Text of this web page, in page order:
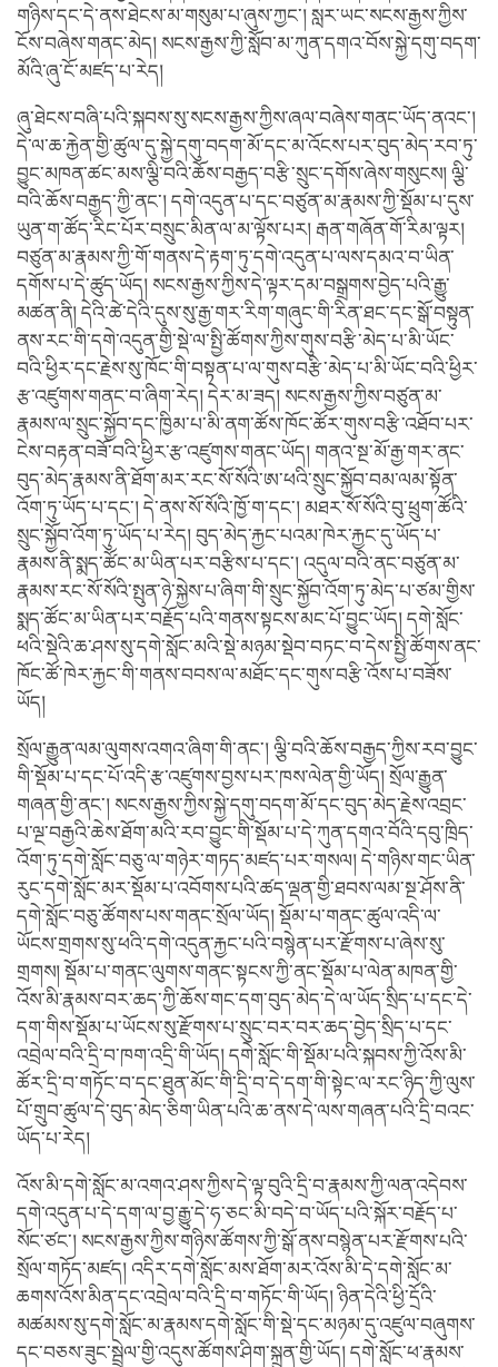
གཉིས་དང་དེ་ནས་ཐེངས་མ་གསུམ་པ་ཞུས་ཀྱང་། སླར་ཡང་སངས་རྒྱས་ཀྱིས་
ངོས་བཞེས་གནང་མེད། སངས་རྒྱས་ཀྱི་སློབ་མ་ཀུན་དགའ་བོས་སྐྱེ་དགུ་བདག་
མོའི་ཞུ་ངོ་མཛད་པ་རེད།
ཞུ་ཐེངས་བཞི་པའི་སྐབས་སུ་སངས་རྒྱས་ཀྱིས་ཞལ་བཞེས་གནང་ཡོད་ནའང་།
དེ་ལ་ཆ་རྐྱེན་གྱི་ཚུལ་དུ་སྐྱེ་དགུ་བདག་མོ་དང་མ་འོངས་པར་བུད་མེད་རབ་ཏུ་
བྱུང་མཁན་ཚང་མས་ལྕི་བའི་ཆོས་བརྒྱད་བརྩི་སྲུང་དགོས་ཞེས་གསུངས། ལྕི་
བའི་ཆོས་བརྒྱད་ཀྱི་ནང་། དགེ་འདུན་པ་དང་བཙུན་མ་རྣམས་ཀྱི་སྡོམ་པ་དུས་
ཡུན་ག་ཚོད་རིང་པོར་བསྲུང་མིན་ལ་མ་ལྟོས་པར། རྒན་གཞོན་གོ་རིམ་ལྟར།
བཙུན་མ་རྣམས་ཀྱི་གོ་གནས་དེ་རྟག་ཏུ་དགེ་འདུན་པ་ལས་དམའ་བ་ཡིན་
དགོས་པ་དེ་ཚུད་ཡོད། སངས་རྒྱས་ཀྱིས་དེ་ལྟར་དམ་བསྒྲགས་བྱེད་པའི་རྒྱུ་
མཚན་ནི། དེའི་ཚེ་དེའི་དུས་སུ་རྒྱ་གར་རིག་གཞུང་གི་རིན་ཐང་དང་སྒོ་བསྟུན་
ནས་རང་གི་དགེ་འདུན་གྱི་སྡེ་ལ་སྤྱི་ཚོགས་ཀྱིས་གུས་བརྩི་མེད་པ་མི་ཡོང་
བའི་ཕྱིར་དང་རྗེས་སུ་ཁོང་གི་བསྟན་པ་ལ་གུས་བརྩི་མེད་པ་མི་ཡོང་བའི་ཕྱིར་
རྩ་འཛུགས་གནང་བ་ཞིག་རེད། དེར་མ་ཟད། སངས་རྒྱས་ཀྱིས་བཙུན་མ་
རྣམས་ལ་སྲུང་སྐྱོབ་དང་ཁྱིམ་པ་མི་ནག་ཚོས་ཁོང་ཚོར་གུས་བརྩི་འཐོབ་པར་
ངེས་བརྟན་བཟོ་བའི་ཕྱིར་རྩ་འཛུགས་གནང་ཡོད། གནའ་སྔ་མོ་རྒྱ་གར་ནང་
བུད་མེད་རྣམས་ནི་ཐོག་མར་རང་སོ་སོའི་ཨ་ཕའི་སྲུང་སྐྱོབ་བམ་ལམ་སྟོན་
འོག་ཏུ་ཡོད་པ་དང་། དེ་ནས་སོ་སོའི་ཁྱོ་ག་དང་། མཐར་སོ་སོའི་བུ་ཕྲུག་ཚོའི་
སྲུང་སྐྱོབ་འོག་ཏུ་ཡོད་པ་རེད། བུད་མེད་རྐྱང་པའམ་ཁེར་རྐྱང་དུ་ཡོད་པ་
རྣམས་ནི་སྨད་ཚོང་མ་ཡིན་པར་བརྩིས་པ་དང་། འདུལ་བའི་ནང་བཙུན་མ་
རྣམས་རང་སོ་སོའི་སྤུན་ཉེ་སྐྱེས་པ་ཞིག་གི་སྲུང་སྐྱོབ་འོག་ཏུ་མེད་པ་ཙམ་གྱིས་
སྨད་ཚོང་མ་ཡིན་པར་བརྗོད་པའི་གནས་སྟངས་མང་པོ་བྱུང་ཡོད། དགེ་སློང་
ཕའི་སྡེའི་ཆ་ཤས་སུ་དགེ་སློང་མའི་སྡེ་མཉམ་སྡེབ་བཏང་བ་དེས་སྤྱི་ཚོགས་ནང་
ཁོང་ཚོ་ཁེར་རྐྱང་གི་གནས་བབས་ལ་མཐོང་དང་གུས་བརྩི་འོས་པ་བཟོས་
ཡོད།
སྲོལ་རྒྱུན་ལམ་ལུགས་འགའ་ཞིག་གི་ནང་། ལྕི་བའི་ཆོས་བརྒྱད་ཀྱིས་རབ་བྱུང་
གི་སྡོམ་པ་དང་པོ་འདི་རྩ་འཛུགས་བྱས་པར་ཁས་ལེན་གྱི་ཡོད། སྲོལ་རྒྱུན་
གཞན་གྱི་ནང་། སངས་རྒྱས་ཀྱིས་སྐྱེ་དགུ་བདག་མོ་དང་བུད་མེད་རྗེས་འབྲང་
པ་ལྔ་བརྒྱའི་ཆེས་ཐོག་མའི་རབ་བྱུང་གི་སྡོམ་པ་དེ་ཀུན་དགའ་བོའི་དབུ་ཁྲིད་
འོག་ཏུ་དགེ་སློང་བཅུ་ལ་གཉེར་གཏད་མཛད་པར་གསལ། དེ་གཉིས་གང་ཡིན་
རུང་དགེ་སློང་མར་སྡོམ་པ་འབོགས་པའི་ཚད་ལྡན་གྱི་ཐབས་ལམ་སྔ་ཤོས་ནི་
དགེ་སློང་བཅུ་ཚོགས་པས་གནང་སྲོལ་ཡོད། སྡོམ་པ་གནང་ཚུལ་འདི་ལ་
ཡོངས་གྲགས་སུ་ཕའི་དགེ་འདུན་རྐྱང་པའི་བསྙེན་པར་རྫོགས་པ་ཞེས་སུ་
གྲགས། སྡོམ་པ་གནང་ལུགས་གནང་སྟངས་ཀྱི་ནང་སྡོམ་པ་ལེན་མཁན་གྱི་
འོས་མི་རྣམས་བར་ཆད་ཀྱི་ཆོས་གང་དག་བུད་མེད་དེ་ལ་ཡོད་སྲིད་པ་དང་དེ་
དག་གིས་སྡོམ་པ་ཡོངས་སུ་རྫོགས་པ་སྲུང་བར་བར་ཆད་བྱེད་སྲིད་པ་དང་
འབྲེལ་བའི་དྲི་བ་ཁག་འདྲི་གི་ཡོད། དགེ་སློང་གི་སྡོམ་པའི་སྐབས་ཀྱི་འོས་མི་
ཚོར་དྲི་བ་གཏོང་བ་དང་ཐུན་མོང་གི་དྲི་བ་དེ་དག་གི་སྟེང་ལ་རང་ཉིད་ཀྱི་ལུས་
པོ་གྲུབ་ཚུལ་དེ་བུད་མེད་ཅིག་ཡིན་པའི་ཆ་ནས་དེ་ལས་གཞན་པའི་དྲི་བའང་
ཡོད་པ་རེད།
འོས་མི་དགེ་སློང་མ་འགའ་ཤས་ཀྱིས་དེ་ལྟ་བུའི་དྲི་བ་རྣམས་ཀྱི་ལན་འདེབས་
དགེ་འདུན་པ་དེ་དག་ལ་བྱ་རྒྱུ་དེ་ཧ་ཅང་མི་བདེ་བ་ཡོད་པའི་སྐོར་བརྗོད་པ་
སོང་ཙང་། སངས་རྒྱས་ཀྱིས་གཉིས་ཚོགས་ཀྱི་སྒོ་ནས་བསྙེན་པར་རྫོགས་པའི་
སྲོལ་གཏོད་མཛད། འདིར་དགེ་སློང་མས་ཐོག་མར་འོས་མི་དེ་དགེ་སློང་མ་
ཆགས་འོས་མིན་དང་འབྲེལ་བའི་དྲི་བ་གཏོང་གི་ཡོད། ཉིན་དེའི་ཕྱི་དྲོའི་
མཚམས་སུ་དགེ་སློང་མ་རྣམས་དགེ་སློང་གི་སྡེ་དང་མཉམ་དུ་འཛུལ་བཞུགས་
དང་བཅས་ཟུང་སྦྲེལ་གྱི་འདུས་ཚོགས་ཤིག་སྐྲུན་གྱི་ཡོད། དགེ་སློང་ཕ་རྣམས་